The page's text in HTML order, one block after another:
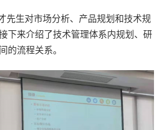
先生对市场分析、产品规划和技术规
下来介绍了技术管理体系内规划、研
的流程关系。